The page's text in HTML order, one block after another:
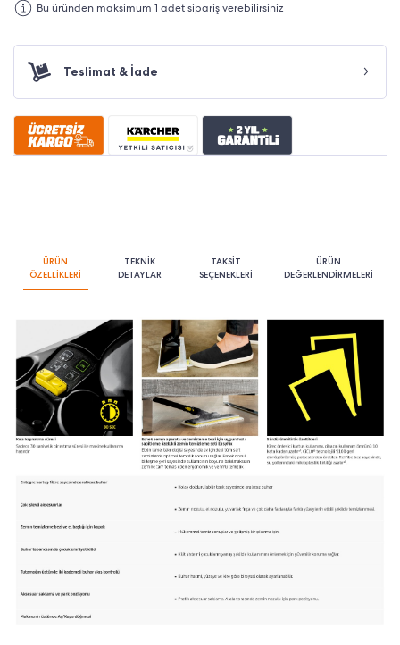
Bu üründen maksimum 1 adet sipariş verebilirsiniz
Teslimat & İade
ÜRÜN
ÖZELLİKLERİ
TEKNİK
DETAYLAR
TAKSİT
SEÇENEKLERİ
ÜRÜN
DEĞERLENDİRMELERİ